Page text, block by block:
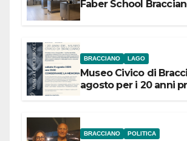
Faber School
BRACCIANO LAGO
Museo Civico di
agosto per i 20 anni
BRACCIANO POLITICA